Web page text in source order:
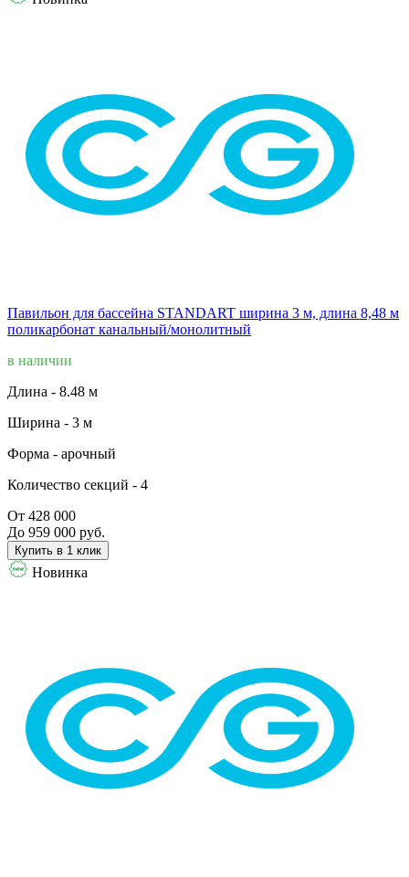
Павильон для бассейна STANDART ширина 3 м, длина 8,48 м
поликарбонат канальный/монолитный
в наличии
Длина - 8.48 м
Ширина - 3 м
Форма - арочный
Количество секций - 4
От 428 000
До 959 000 руб.
Купить в 1 клик
Новинка